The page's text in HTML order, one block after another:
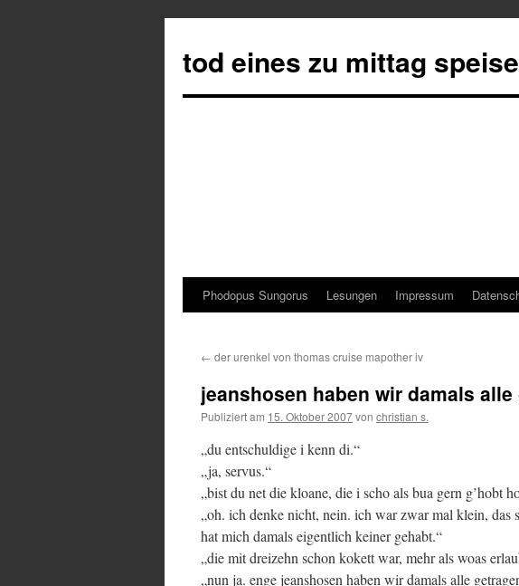
tod eines zu mittag
Springe
Inhalt
Phodopus Sungorus Lesungen Impressum
← der urenkel von thomas cruise mapother iv
jeanshosen haben wir damals alle
Publiziert am 15. Oktober 2007von christian s.
„du entschuldige i kenn di.“
„ja, servus.“
„bist du net die kloane, die i scho als bua gern g’hobt
„oh. ich denke nicht, nein. ich war zwar mal klein,
hat mich damals eigentlich keiner gehabt.“
„die mit dreizehn schon kokett war, mehr als woas
„nun ja. enge jeanshosen haben wir damals alle